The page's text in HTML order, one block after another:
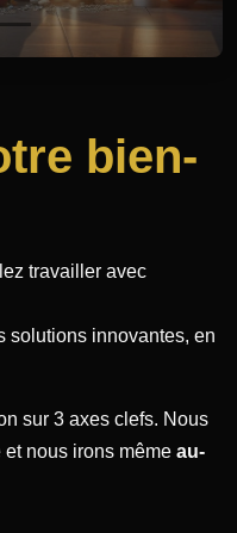
bien-
travailler avec
solutions innovantes, en
sur 3 axes clefs. Nous
nous irons même au-